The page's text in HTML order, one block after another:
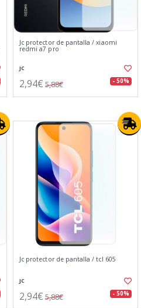
Jc protector de pantalla / xiaomi
redmi a7 pro
JC
2,94€ 5,88€ - 50%
Jc protector de pantalla / tcl 605
JC
2,94€ 5,88€ - 50%